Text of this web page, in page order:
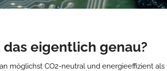
das eigentlich genau?
möglichst CO2-neutral und energieeffizient